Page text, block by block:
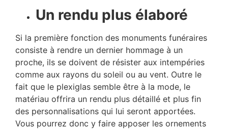
Un rendu plus élaboré
Si la première fonction des monuments funéraires
consiste à rendre un dernier hommage à un
proche, ils se doivent de résister aux intempéries
comme aux rayons du soleil ou au vent. Outre le
fait que le plexiglas semble être à la mode, le
matériau offrira un rendu plus détaillé et plus fin
des personnalisations qui lui seront apportées.
Vous pourrez donc y faire apposer les ornements